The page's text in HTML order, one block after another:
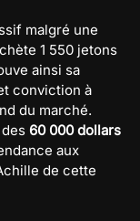
malgré une
1 550 jetons
ainsi sa
conviction à
du marché.
60 000 dollars
aux
de cette